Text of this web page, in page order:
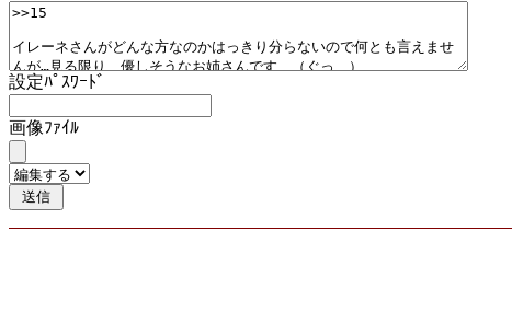
設定ﾊﾟｽﾜｰﾄﾞ
画像ﾌｧｲﾙ